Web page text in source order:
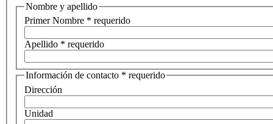
Nombre y apellido
Primer Nombre * requerido
Apellido * requerido
Información de contacto * requerido
Dirección
Unidad